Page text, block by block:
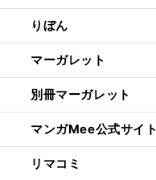
りぼん
マーガレット
別冊マーガレット
マンガMee公式サイト
リマコミ